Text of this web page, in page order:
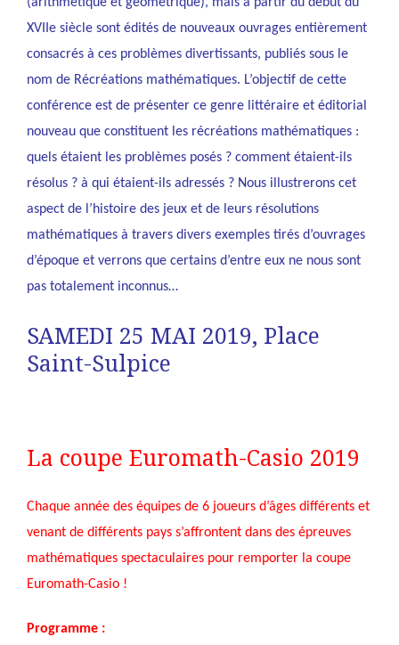
(arithmétique et géométrique), mais à partir du début du
XVIIe siècle sont édités de nouveaux ouvrages entièrement
consacrés à ces problèmes divertissants, publiés sous le
nom de Récréations mathématiques. L’objectif de cette
conférence est de présenter ce genre littéraire et éditorial
nouveau que constituent les récréations mathématiques :
quels étaient les problèmes posés ? comment étaient-ils
résolus ? à qui étaient-ils adressés ? Nous illustrerons cet
aspect de l’histoire des jeux et de leurs résolutions
mathématiques à travers divers exemples tirés d’ouvrages
d’époque et verrons que certains d’entre eux ne nous sont
pas totalement inconnus…
SAMEDI 25 MAI 2019, Place
Saint-Sulpice
La coupe Euromath-Casio 2019
Chaque année des équipes de 6 joueurs d’âges différents et
venant de différents pays s’affrontent dans des épreuves
mathématiques spectaculaires pour remporter la coupe
Euromath-Casio !
Programme :